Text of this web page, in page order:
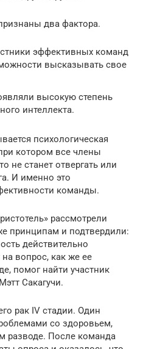
два фактора.
эффективных команд
высказывать свое
высокую степень
интеллекта.
психологическая
котором все члены
не станет отвергать или
И именно это
команды.
рассмотрели
принципам и подтвердили:
действительно
вопрос, как же ее
помог найти участник
Сакагучи.
рак IV стадии. Один
со здоровьем,
разводе. После команда